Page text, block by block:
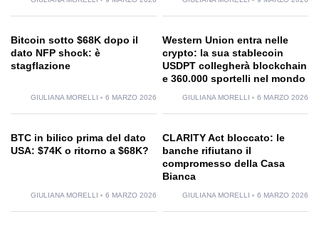
Bitcoin sotto $68K dopo il
dato NFP shock: è
stagflazione
GIULIANA MORELLI 6 MARZO 2026
Western Union entra nelle
crypto: la sua stablecoin
USDPT collegherà blockchain
e 360.000 sportelli nel mondo
GIULIANA MORELLI 6 MARZO 2026
BTC in bilico prima del dato
USA: $74K o ritorno a $68K?
GIULIANA MORELLI 6 MARZO 2026
CLARITY Act bloccato: le
banche rifiutano il
compromesso della Casa
Bianca
GIULIANA MORELLI 6 MARZO 2026